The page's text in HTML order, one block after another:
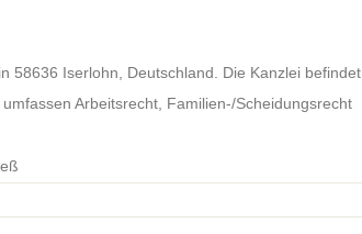
58636 Iserlohn, Deutschland. Die Kanzlei befindet
Arbeitsrecht, Familien-/Scheidungsrecht